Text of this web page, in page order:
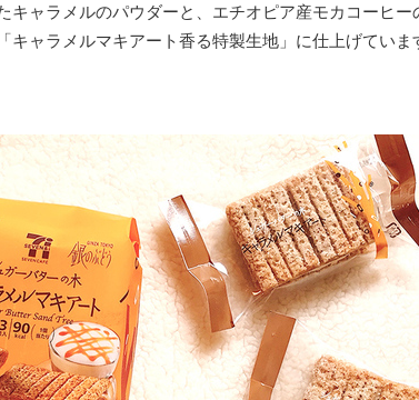
キャラメルのパウダーと、エチオピア産モカコーヒー
キャラメルマキアート香る特製生地」に仕上げていま